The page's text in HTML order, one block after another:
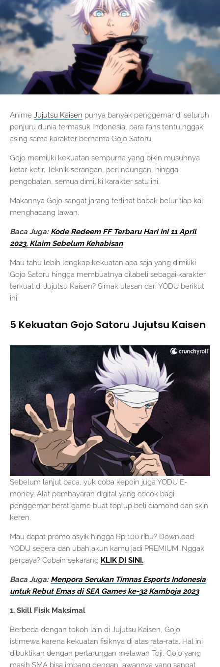
Anime Jujutsu Kaisen punya banyak penggemar di seluruh
penjuru dunia termasuk Indonesia, para fans tentu nggak
asing sama karakter bernama Gojo Satoru.
Gojo memiliki kekuatan sempurna yang bikin musuhnya
ketar-ketir. Teknik serangan, perlindungan, hingga
pengobatan, semua dimiliki karakter satu ini.
Makannya Gojo sangat jarang terlihat babak belur tiap kali
menghadang lawan.
Baca Juga: Kode Redeem FF Terbaru Hari Ini 11 April
2023, Klaim Sebelum Kehabisan
Mau tahu lebih lengkap kekuatan apa saja yang dimiliki
Gojo Satoru hingga membuatnya dilabeli sebagai karakter
terkuat di Jujutsu Kaisen? Simak ulasan dari YODU berikut
ini.
5 Kekuatan Gojo Satoru Jujutsu Kaisen
Sebelum lanjut baca, yuk coba kepoin juga YODU E-
money. Alat pembayaran digital yang cocok bagi
penggemar berat game buat top up beli diamond dan skin
keren.
Mau dapat promo asyik hingga Rp 100 ribu? Download
YODU segera dan ubah akun kamu jadi PREMIUM. Nggak
percaya? Cobain sekarang KLIK DI SINI.
Baca Juga: Menpora Serukan Timnas Esports Indonesia
untuk Rebut Emas di SEA Games ke-32 Kamboja 2023
1. Skill Fisik Maksimal
Berbeda dengan tokoh lain di Jujutsu Kaisen, Gojo
istimewa karena kekuatan fisiknya di atas rata-rata. Hal ini
dibuktikan dengan pertarungan melawan Toji, Gojo yang
masih SMA bisa imbang dengan lawannya yang sangat